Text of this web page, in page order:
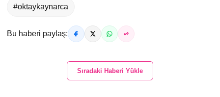
#oktaykaynarca
Bu haberi paylaş:
Sıradaki Haberi Yükle